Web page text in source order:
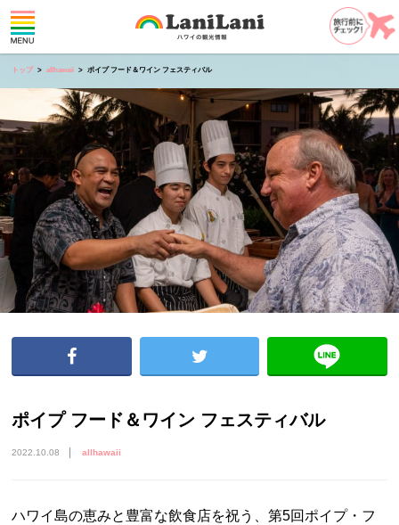
トップ allhawaii ポイプ フード＆ワイン フェスティバル
ポイプ フード＆ワイン フェスティバル
2022.10.08 allhawaii
ハワイ島の恵みと豊富な飲食店を祝う、第5回ポイプ・フ